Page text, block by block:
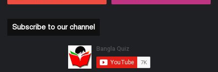
Subscribe to our channel